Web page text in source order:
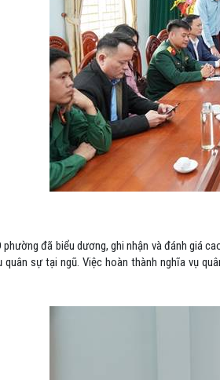
phường đã biểu dương, ghi nhận và đánh giá
sự tại ngũ. Việc hoàn thành nghĩa vụ